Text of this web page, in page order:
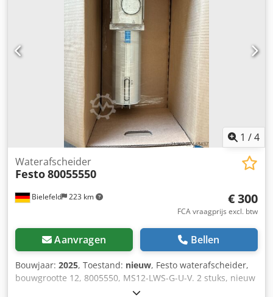
1 /4
Bielefeld 223 km
Waterafscheider
Festo80055550
€ 300
FCA vraagprijs excl. btw
Aanvragen Bellen
Bouwjaar: 2025, Toestand: nieuw, Festo waterafscheider,
bouwgrootte 12, 8005550, MS12-LWS-G-U-V. 2 stuks, nieuw
en in originele verpakking! Chodpfxozqclzs Ahaoa